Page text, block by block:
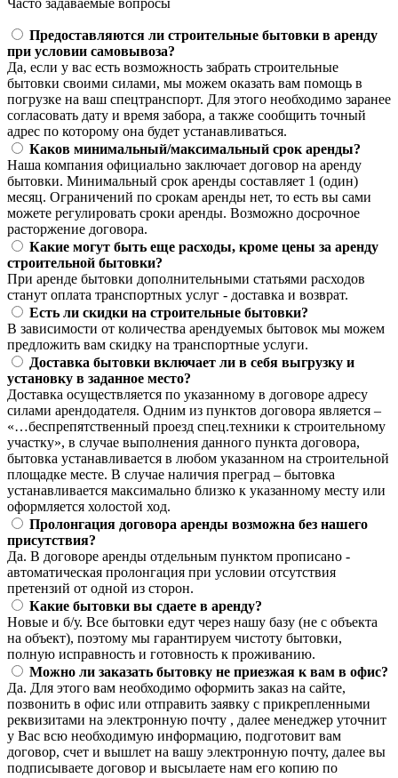
Предоставляются ли строительные бытовки в аренду
при условии самовывоза?
Да, если у вас есть возможность забрать строительные
бытовки своими силами, мы можем оказать вам помощь в
погрузке на ваш спецтранспорт. Для этого необходимо заранее
согласовать дату и время забора, а также сообщить точный
адрес по которому она будет устанавливаться.
Каков минимальный/максимальный срок аренды?
Наша компания официально заключает договор на аренду
бытовки. Минимальный срок аренды составляет 1 (один)
месяц. Ограничений по срокам аренды нет, то есть вы сами
можете регулировать сроки аренды. Возможно досрочное
расторжение договора.
Какие могут быть еще расходы, кроме цены за аренду
строительной бытовки?
При аренде бытовки дополнительными статьями расходов
станут оплата транспортных услуг - доставка и возврат.
Есть ли скидки на строительные бытовки?
В зависимости от количества арендуемых бытовок мы можем
предложить вам скидку на транспортные услуги.
Доставка бытовки включает ли в себя выгрузку и
установку в заданное место?
Доставка осуществляется по указанному в договоре адресу
силами арендодателя. Одним из пунктов договора является –
«…беспрепятственный проезд спец.техники к строительному
участку», в случае выполнения данного пункта договора,
бытовка устанавливается в любом указанном на строительной
площадке месте. В случае наличия преград – бытовка
устанавливается максимально близко к указанному месту или
оформляется холостой ход.
Пролонгация договора аренды возможна без нашего
присутствия?
Да. В договоре аренды отдельным пунктом прописано -
автоматическая пролонгация при условии отсутствия
претензий от одной из сторон.
Какие бытовки вы сдаете в аренду?
Новые и б/у. Все бытовки едут через нашу базу (не с объекта
на объект), поэтому мы гарантируем чистоту бытовки,
полную исправность и готовность к проживанию.
Можно ли заказать бытовку не приезжая к вам в офис?
Да. Для этого вам необходимо оформить заказ на сайте,
позвонить в офис или отправить заявку с прикрепленными
реквизитами на электронную почту , далее менеджер уточнит
у Вас всю необходимую информацию, подготовит вам
договор, счет и вышлет на вашу электронную почту, далее вы
подписываете договор и высылаете нам его копию по